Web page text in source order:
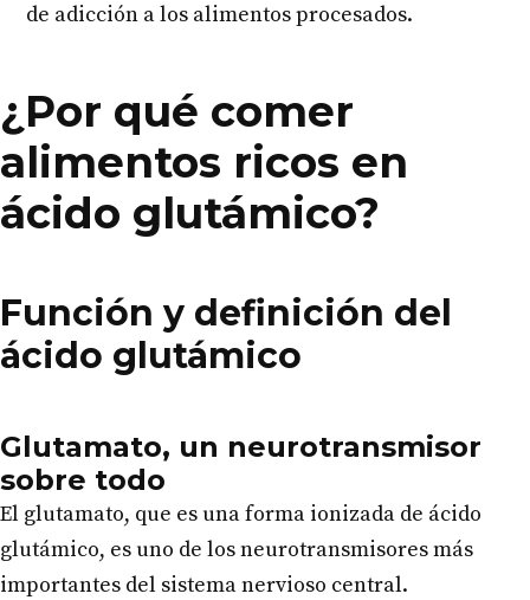
de adicción a los alimentos procesados.
¿Por qué comer
alimentos ricos en
ácido glutámico?
Función y definición del
ácido glutámico
Glutamato, un neurotransmisor
sobre todo
El glutamato, que es una forma ionizada de ácido
glutámico, es uno de los neurotransmisores más
importantes del sistema nervioso central.